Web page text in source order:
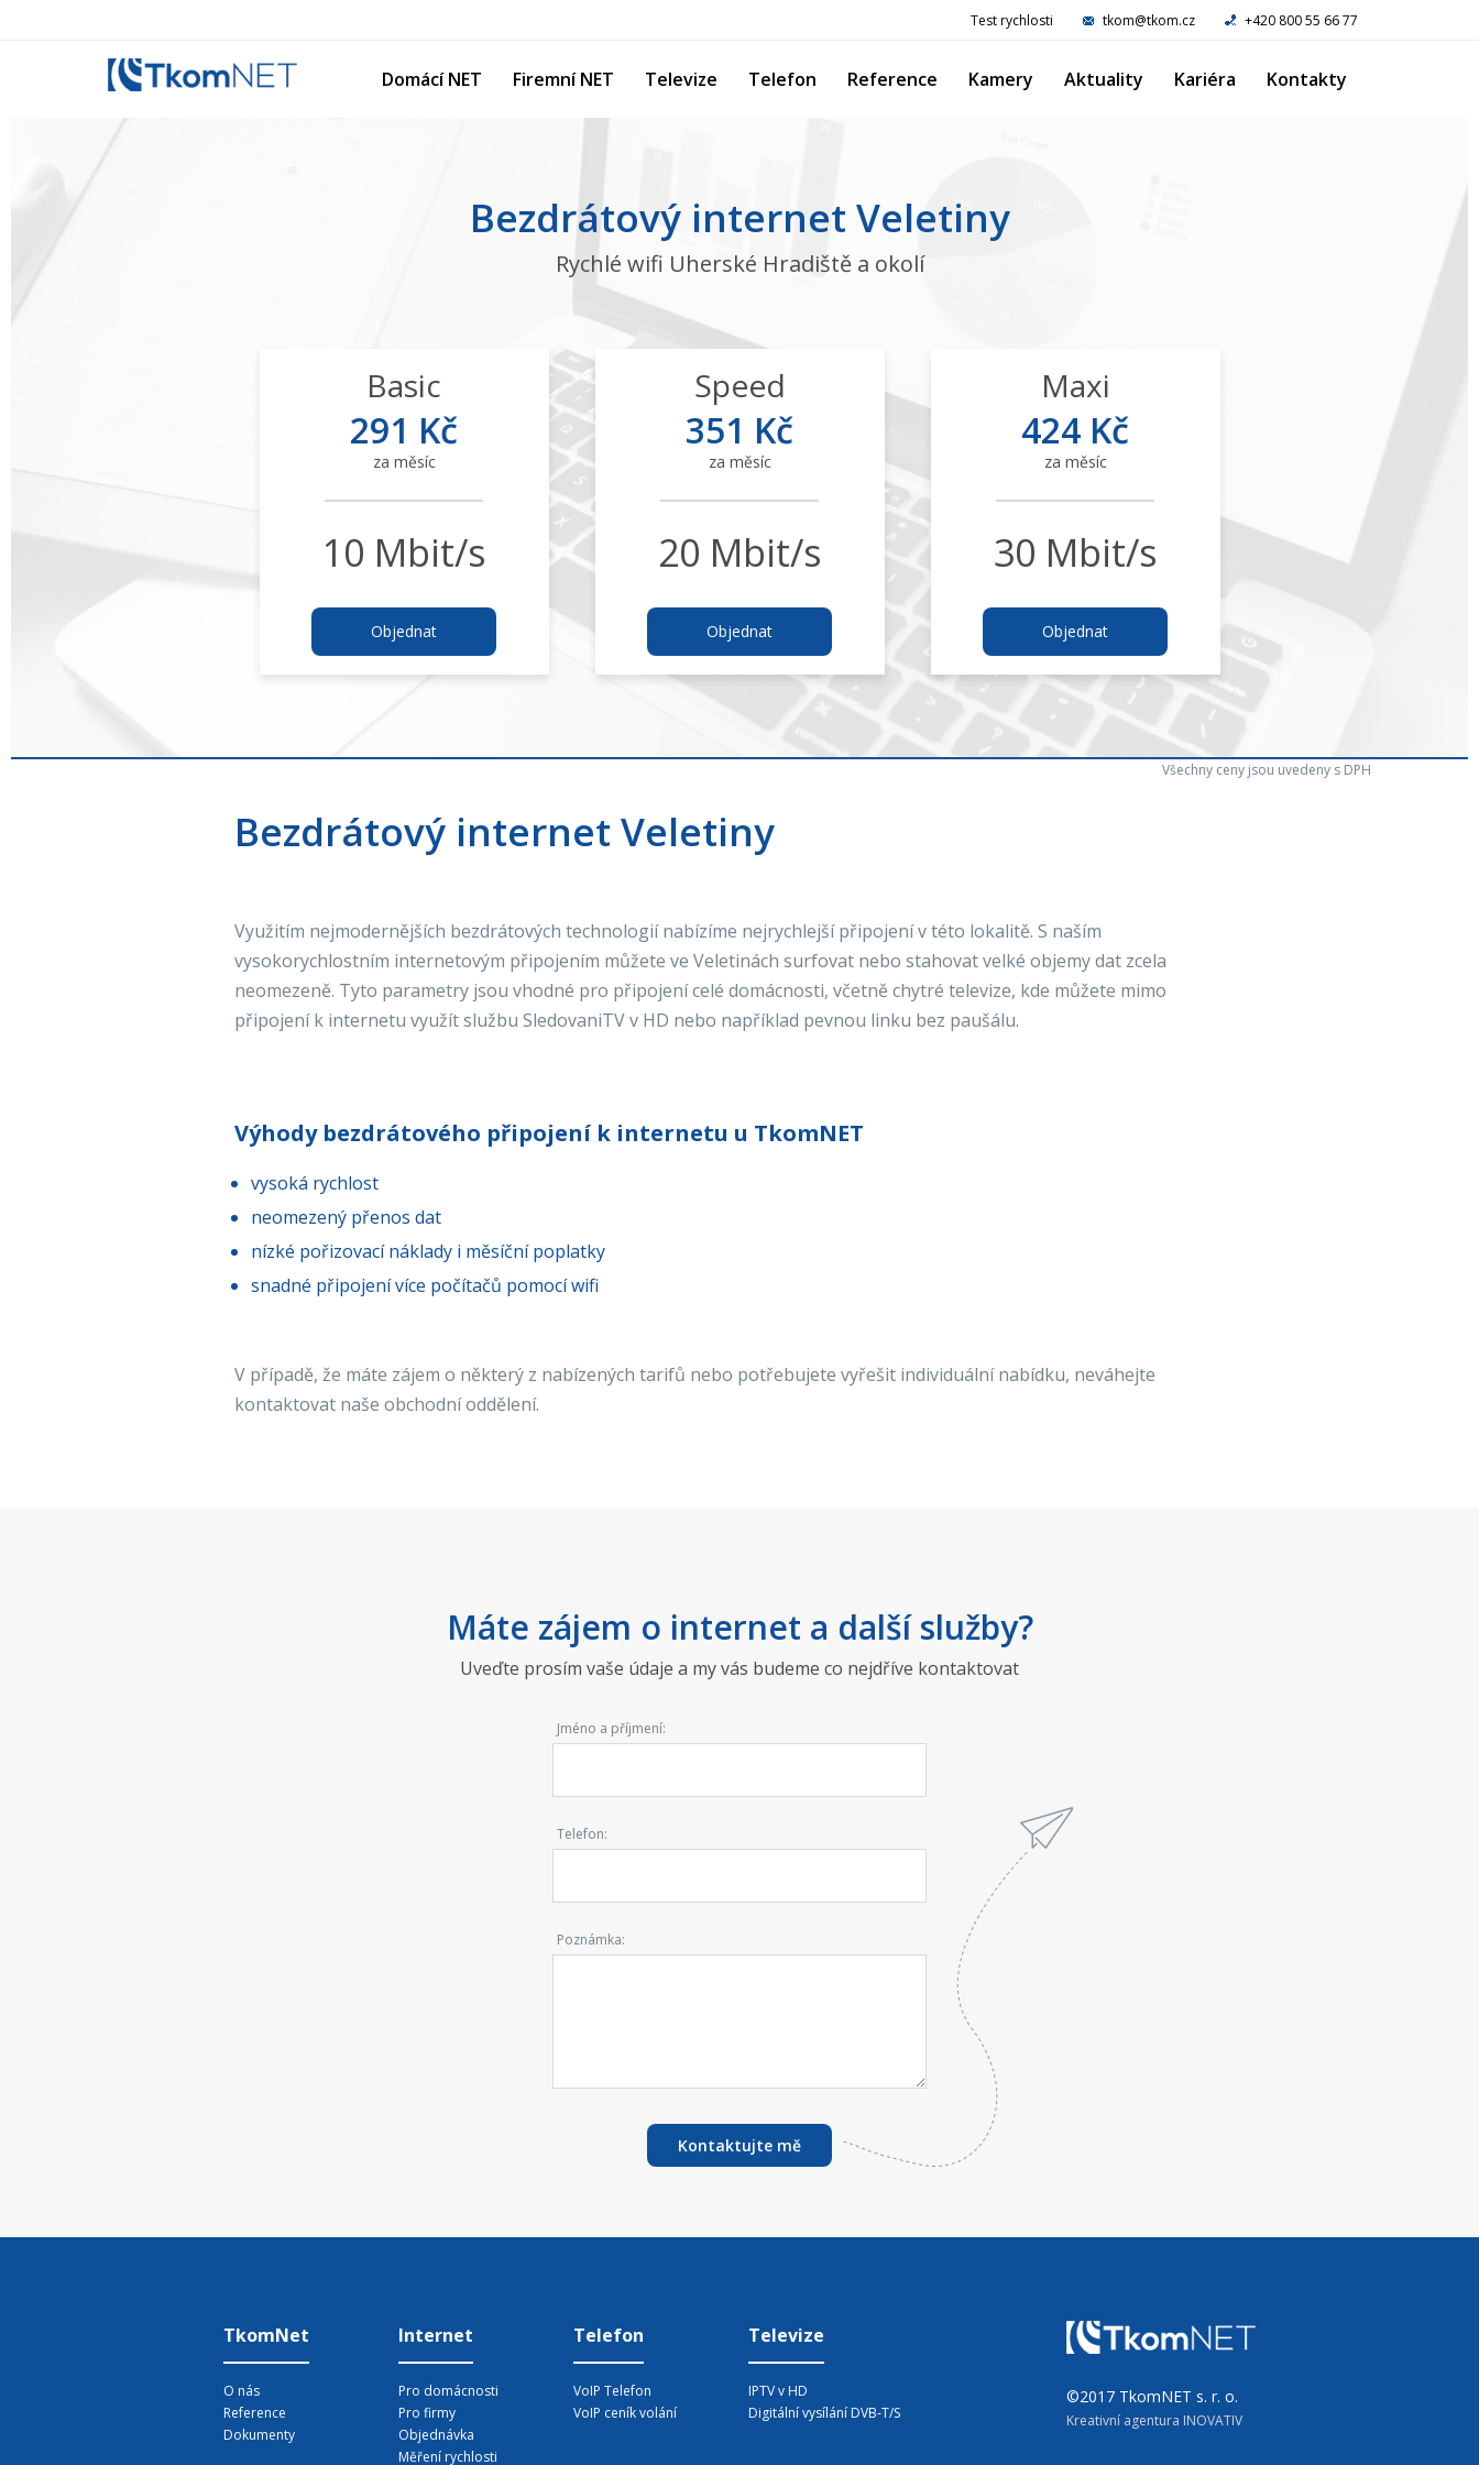
Test rychlosti tkom@tkom.cz +420 800 55 66 77
Domácí NET Firemní NET Televize Telefon Reference Kamery Aktuality Kariéra Kontakty
Bezdrátový internet Veletiny
Rychlé wifi Uherské Hradiště a okolí
Basic
291 Kč
za měsíc
10 Mbit/s
Objednat
Speed
351 Kč
za měsíc
20 Mbit/s
Objednat
Maxi
424 Kč
za měsíc
30 Mbit/s
Objednat
Všechny ceny jsou uvedeny s DPH
Bezdrátový internet Veletiny
Využitím nejmodernějších bezdrátových technologií nabízíme nejrychlejší připojení v této lokalitě. S naším
vysokorychlostním internetovým připojením můžete ve Veletinách surfovat nebo stahovat velké objemy dat zcela
neomezeně. Tyto parametry jsou vhodné pro připojení celé domácnosti, včetně chytré televize, kde můžete mimo
připojení k internetu využít službu SledovaniTV v HD nebo například pevnou linku bez paušálu.
Výhody bezdrátového připojení k internetu u TkomNET
vysoká rychlost
neomezený přenos dat
nízké pořizovací náklady i měsíční poplatky
snadné připojení více počítačů pomocí wifi
V případě, že máte zájem o některý z nabízených tarifů nebo potřebujete vyřešit individuální nabídku, neváhejte
kontaktovat naše obchodní oddělení.
Máte zájem o internet a další služby?
Uveďte prosím vaše údaje a my vás budeme co nejdříve kontaktovat
Jméno a příjmení:
Telefon:
Poznámka:
Kontaktujte mě
TkomNet
O nás
Reference
Dokumenty
Internet
Pro domácnosti
Pro firmy
Objednávka
Měření rychlosti
Telefon
VoIP Telefon
VoIP ceník volání
Televize
IPTV v HD
Digitální vysílání DVB-T/S
©2017 TkomNET s. r. o.
Kreativní agentura INOVATIV